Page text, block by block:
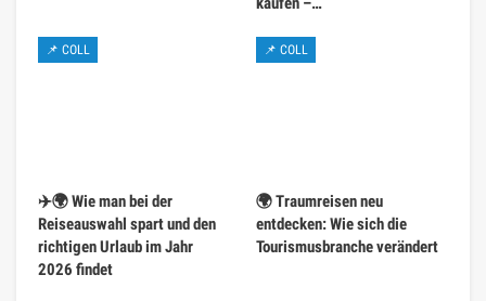
📌 COLL
✈️🌍 Wie man bei der
Reiseauswahl spart und den
richtigen Urlaub im Jahr
2026 findet
📌 COLL
🌍 Traumreisen neu
entdecken: Wie sich die
Tourismusbranche verändert